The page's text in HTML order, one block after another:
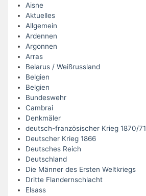
Aisne
Aktuelles
Allgemein
Ardennen
Argonnen
Arras
Belarus / Weißrussland
Belgien
Belgien
Bundeswehr
Cambrai
Denkmäler
deutsch-französischer Krieg 1870/71
Deutscher Krieg 1866
Deutsches Reich
Deutschland
Die Männer des Ersten Weltkriegs
Dritte Flandernschlacht
Elsass